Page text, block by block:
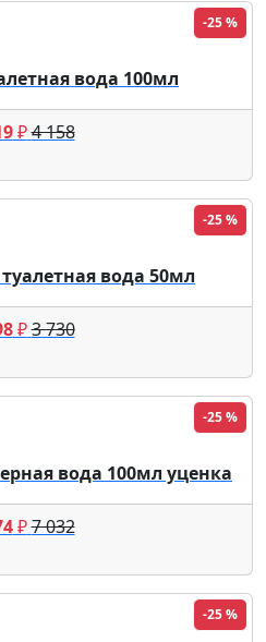
-25 %
вода 100мл
₽4 158
-25 %
вода 50мл
₽3 730
-25 %
вода 100мл уценка
₽7 032
-25 %